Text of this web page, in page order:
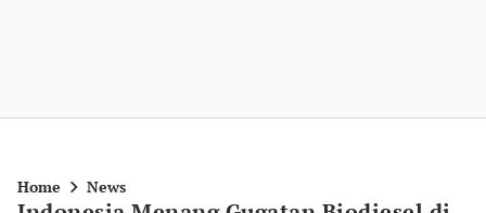
Home News